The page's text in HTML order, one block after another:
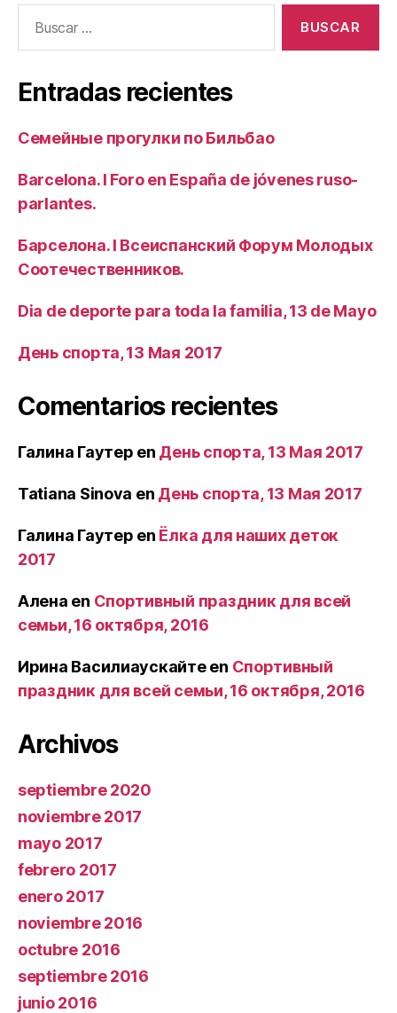
Entradas recientes
Семейные прогулки по Бильбао
Barcelona. I Foro en España de jóvenes ruso-
parlantes.
Барселона. I Всеиспанский Форум Молодых
Соотечественников.
Dia de deporte para toda la familia, 13 de Mayo
День спорта, 13 Мая 2017
Comentarios recientes
Галина Гаутер en День спорта, 13 Мая 2017
Tatiana Sinova en День спорта, 13 Мая 2017
Галина Гаутер en Ёлка для наших деток
2017
Алена en Спортивный праздник для всей
семьи, 16 октября, 2016
Ирина Василиаускайтеen Спортивный
праздник для всей семьи, 16 октября, 2016
Archivos
septiembre 2020
noviembre 2017
mayo 2017
febrero 2017
enero 2017
noviembre 2016
octubre 2016
septiembre 2016
junio 2016